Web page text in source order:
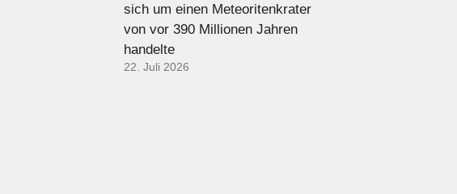
sich um einen Meteoritenkrater
von vor 390 Millionen Jahren
handelte
22. Juli 2026